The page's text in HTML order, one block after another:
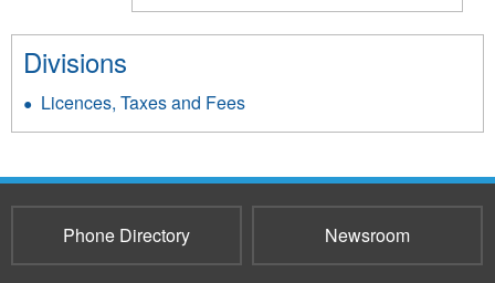
Divisions
Licences, Taxes and Fees
Phone Directory Newsroom